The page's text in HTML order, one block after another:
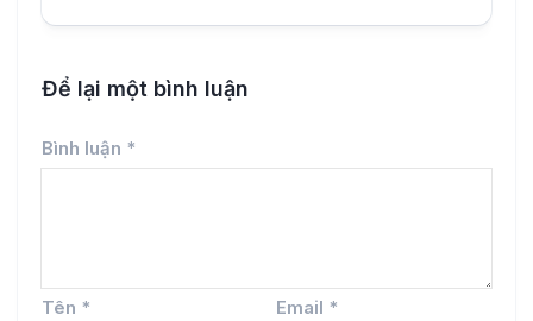
Để lại một bình luận
Bình luận *
Tên * Email *